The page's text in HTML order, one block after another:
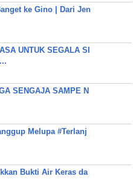
ke Gino | Dari Jen
UNTUK SEGALA SI
SENGAJA SAMPE N
Melupa #Terlanj
Bukti Air Keras da